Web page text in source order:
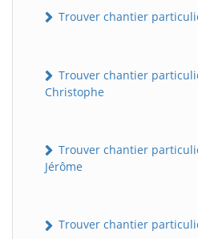
Trouver chantier
Trouver chantier
Christophe
Trouver chantier
Jérôme
Trouver chantier